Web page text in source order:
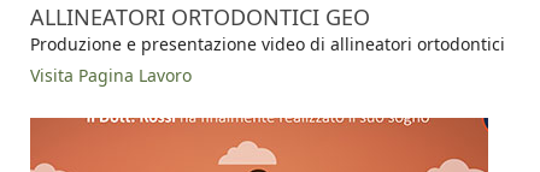
ALLINEATORI ORTODONTICI GEO
Produzione e presentazione video di allineatori ortodontici
Visita Pagina Lavoro